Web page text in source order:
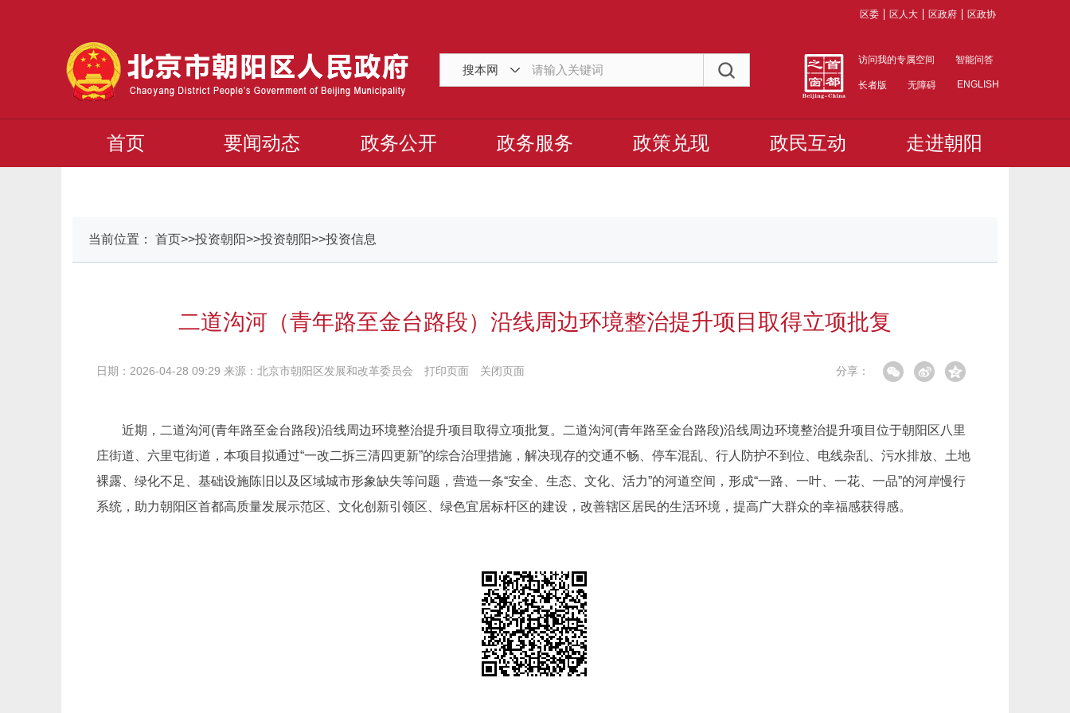
区委 区人大 区政府 区政协
搜本网
访问我的专属空间 智能问答
长者版 无障碍 ENGLISH
首页 要闻动态 政务公开 政务服务 政策兑现 政民互动 走进朝阳
当前位置： 首页>>投资朝阳>>投资朝阳>>投资信息
二道沟河（青年路至金台路段）沿线周边环境整治提升项目取得立项批复
分享：
日期：2026-04-28 09:29 来源：北京市朝阳区发展和改革委员会 打印页面 关闭页面
近期，二道沟河(青年路至金台路段)沿线周边环境整治提升项目取得立项批复。二道沟河(青年路至金台路段)沿线周边环境整治提升项目位于朝阳区八里
庄街道、六里屯街道，本项目拟通过“一改二拆三清四更新”的综合治理措施，解决现存的交通不畅、停车混乱、行人防护不到位、电线杂乱、污水排放、土地
裸露、绿化不足、基础设施陈旧以及区域城市形象缺失等问题，营造一条“安全、生态、文化、活力”的河道空间，形成“一路、一叶、一花、一品”的河岸慢行
系统，助力朝阳区首都高质量发展示范区、文化创新引领区、绿色宜居标杆区的建设，改善辖区居民的生活环境，提高广大群众的幸福感获得感。